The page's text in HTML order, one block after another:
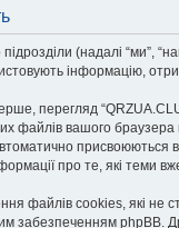
(надалі “ми”,
інформацію,
перегляд
файлів вашого
автоматично
про те, які
файлів cookies, які не
забезпеченням phpBB.